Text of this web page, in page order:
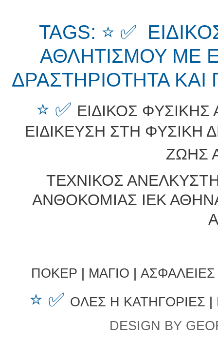
TAGS: ⭐ ✅
ΑΘΛΗΤΙΣΜΟΥ ΜΕ
ΔΡΑΣΤΗΡΙΟΤΗΤΑ
⭐ ✅ ΕΙΔΙΚΟΣ
ΕΙΔΙΚΕΥΣΗ ΣΤΗ ΦΥΣΙΚΗ
ΖΩΗΣ
ΤΕΧΝΙΚΟΣ
ΑΝΘΟΚΟΜΙΑΣ ΙΕΚ
ΠΟΚΕΡ ΜΑΓΙΟ
⭐ ✅ ΟΛΕΣ Η ΚΑΤΗΓΟΡΙΕΣ
DESIGN BY